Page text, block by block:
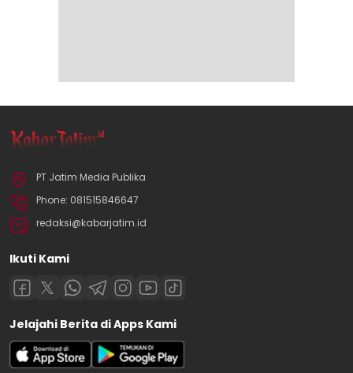
PT Jatim Media Publika
Phone: 081515846647
redaksi@kabarjatim.id
Ikuti Kami
Jelajahi Berita di Apps Kami